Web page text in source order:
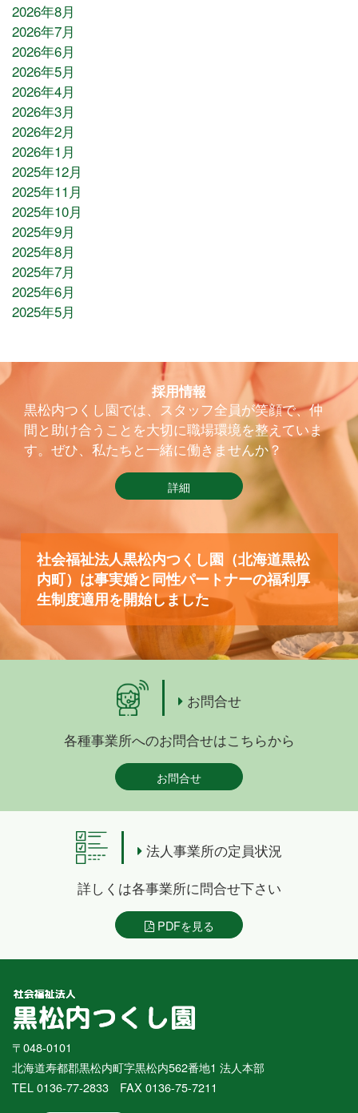
2026年8月
2026年7月
2026年6月
2026年5月
2026年4月
2026年3月
2026年2月
2026年1月
2025年12月
2025年11月
2025年10月
2025年9月
2025年8月
2025年7月
2025年6月
2025年5月
採用情報
黒松内つくし園では、スタッフ全員が笑顔で、仲
間と助け合うことを大切に職場環境を整えていま
す。ぜひ、私たちと一緒に働きませんか？
詳細
社会福祉法人黒松内つくし園（北海道黒松
内町）は事実婚と同性パートナーの福利厚
生制度適用を開始しました
お問合せ
各種事業所へのお問合せはこちらから
お問合せ
法人事業所の定員状況
詳しくは各事業所に問合せ下さい
PDFを見る
〒048-0101
北海道寿都郡黒松内町字黒松内562番地1 法人本部
TEL 0136-77-2833 FAX 0136-75-7211